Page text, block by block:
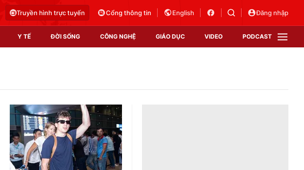
Truyền hình trực tuyến Cổng thông tin English Đăng nhập
Y TẾ ĐỜI SỐNG CÔNG NGHỆ GIÁO DỤC VIDEO PODCAST
Video
Shorts video
Podcast
VTV Sức khoẻ